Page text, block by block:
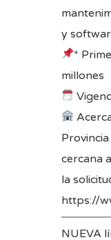
y
*
millones
cercana
la
https://
NUEVA